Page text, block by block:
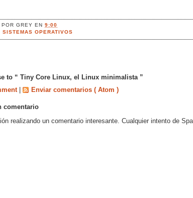
PORGREYEN9:00
SISTEMAS OPERATIVOS
to “ Tiny Core Linux, el Linux minimalista ”
Enviar comentarios ( Atom )
comentario
realizando un comentario interesante. Cualquier intento de